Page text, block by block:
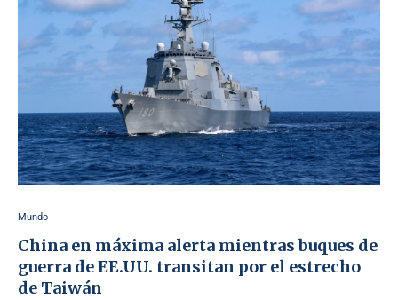
Mundo
China en máxima alerta mientras buques de
guerra de EE.UU. transitan por el estrecho
de Taiwán